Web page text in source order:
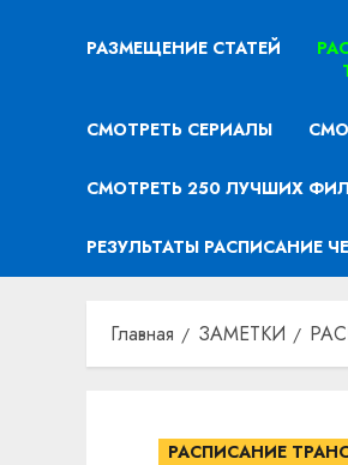
РАЗМЕЩЕНИЕ СТАТЕЙ
СМОТРЕТЬ СЕРИАЛЫ
СМОТРЕТЬ 250 ЛУЧШИХ
РЕЗУЛЬТАТЫ РАСПИСАНИЕ
Главная ЗАМЕТКИ
РАСПИСАНИЕ